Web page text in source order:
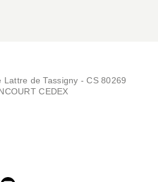
de Tassigny - CS 80269
CEDEX